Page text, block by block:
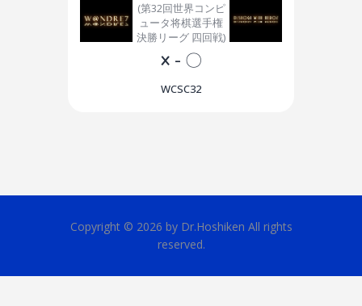
(第32回世界コンピ
ュータ将棋選手権
決勝リーグ 四回戦)
× - 〇
WCSC32
Copyright © 2026 by Dr.Hoshiken All rights
reserved.